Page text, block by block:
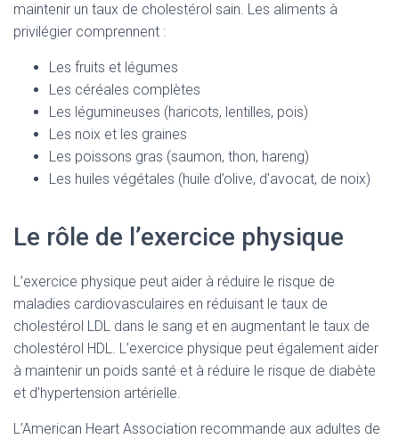
maintenir un taux de cholestérol sain. Les aliments à
privilégier comprennent :
Les fruits et légumes
Les céréales complètes
Les légumineuses (haricots, lentilles, pois)
Les noix et les graines
Les poissons gras (saumon, thon, hareng)
Les huiles végétales (huile d’olive, d’avocat, de noix)
Le rôle de l’exercice physique
L’exercice physique peut aider à réduire le risque de
maladies cardiovasculaires en réduisant le taux de
cholestérol LDL dans le sang et en augmentant le taux de
cholestérol HDL. L’exercice physique peut également aider
à maintenir un poids santé et à réduire le risque de diabète
et d’hypertension artérielle.
L’American Heart Association recommande aux adultes de